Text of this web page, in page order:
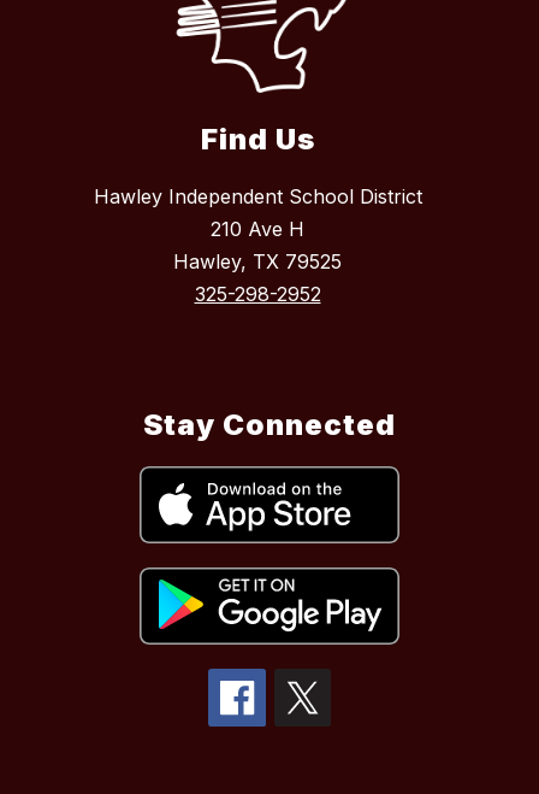
Find Us
Hawley Independent School District
210 Ave H
Hawley, TX 79525
325-298-2952
Stay Connected